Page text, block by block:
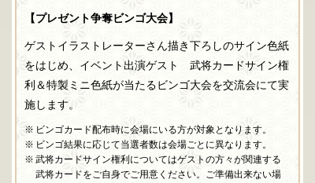
【プレゼント争奪ビンゴ大会】
ゲストイラストレーターさん描き下ろしのサイン色紙
をはじめ、イベント出演ゲスト 武将カードサイン権
利＆特製ミニ色紙が当たるビンゴ大会を交流会にて実
施します。
ビンゴカード配布時に会場にいる方が対象となります。
ビンゴ結果に応じて当選者数は会場ごとに異なります。
武将カードサイン権利についてはゲストの方々が関連する
武将カードをご自身でご用意ください。ご準備出来ない場